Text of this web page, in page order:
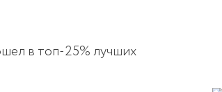
в топ-25% лучших